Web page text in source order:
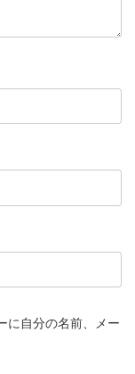
に自分の名前、メー